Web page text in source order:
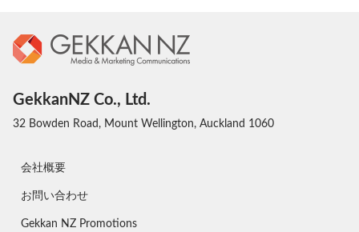
GekkanNZ Co., Ltd.
32 Bowden Road, Mount Wellington, Auckland 1060
会社概要
お問い合わせ
Gekkan NZ Promotions